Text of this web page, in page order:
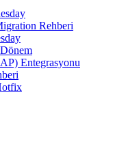
Rehberi
Entegrasyonu